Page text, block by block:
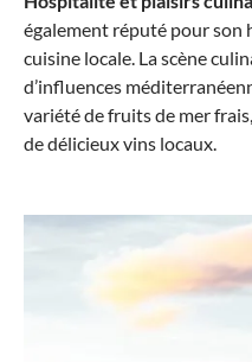
également réputé pour son
cuisine locale. La scène
d’influences
variété de fruits de mer
de délicieux vins locaux.